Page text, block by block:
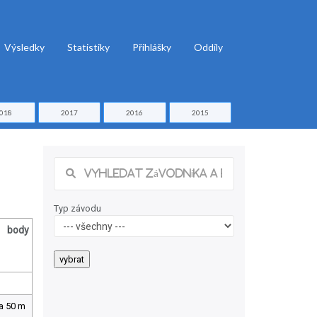
Výsledky Statistiky Přihlášky Oddíly
2017 2016 2015
body
50 m
Typ závodu